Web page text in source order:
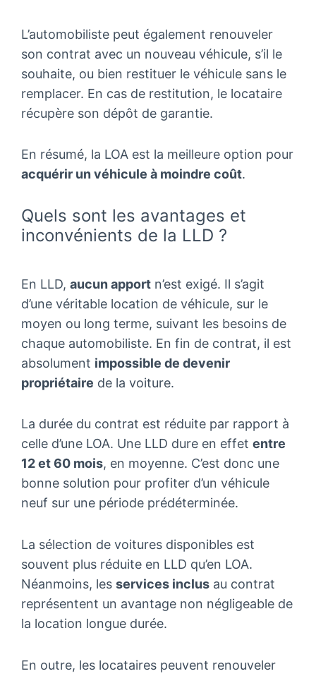
L’automobiliste peut également renouveler
son contrat avec un nouveau véhicule, s’il le
souhaite, ou bien restituer le véhicule sans le
remplacer. En cas de restitution, le locataire
récupère son dépôt de garantie.
En résumé, la LOA est la meilleure option pour
acquérir un véhicule à moindre coût.
Quels sont les avantages et
inconvénients de la LLD ?
En LLD, aucun apport n’est exigé. Il s’agit
d’une véritable location de véhicule, sur le
moyen ou long terme, suivant les besoins de
chaque automobiliste. En fin de contrat, il est
absolument impossible de devenir
propriétaire de la voiture.
La durée du contrat est réduite par rapport à
celle d’une LOA. Une LLD dure en effet entre
12 et 60 mois, en moyenne. C’est donc une
bonne solution pour profiter d’un véhicule
neuf sur une période prédéterminée.
La sélection de voitures disponibles est
souvent plus réduite en LLD qu’en LOA.
Néanmoins, les services inclus au contrat
représentent un avantage non négligeable de
la location longue durée.
En outre, les locataires peuvent renouveler